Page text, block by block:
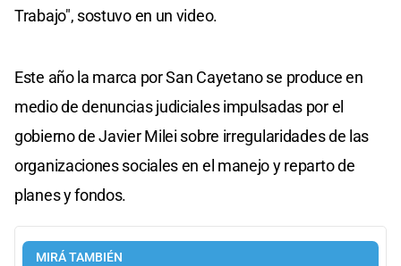
Trabajo", sostuvo en un video.
Este año la marca por San Cayetano se produce en
medio de denuncias judiciales impulsadas por el
gobierno de Javier Milei sobre irregularidades de las
organizaciones sociales en el manejo y reparto de
planes y fondos.
MIRÁ TAMBIÉN